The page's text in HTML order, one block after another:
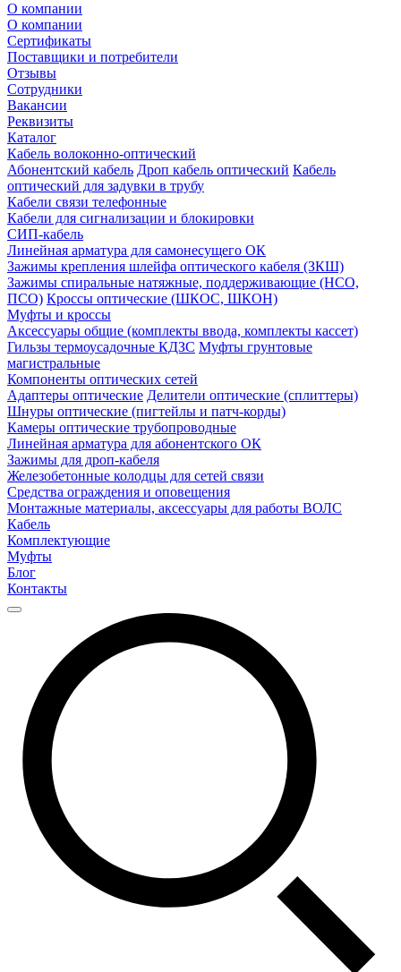
О компании
О компании
Сертификаты
Поставщики и потребители
Отзывы
Сотрудники
Вакансии
Реквизиты
Каталог
Кабель волоконно-оптический
Абонентский кабель Дроп кабель оптический Кабель
оптический для задувки в трубу
Кабели связи телефонные
Кабели для сигнализации и блокировки
СИП-кабель
Линейная арматура для самонесущего ОК
Зажимы крепления шлейфа оптического кабеля (ЗКШ)
Зажимы спиральные натяжные, поддерживающие (НСО,
ПСО) Кроссы оптические (ШКОС, ШКОН)
Муфты и кроссы
Аксессуары общие (комплекты ввода, комплекты кассет)
Гильзы термоусадочные КДЗС Муфты грунтовые
магистральные
Компоненты оптических сетей
Адаптеры оптические Делители оптические (сплиттеры)
Шнуры оптические (пигтейлы и патч-корды)
Камеры оптические трубопроводные
Линейная арматура для абонентского ОК
Зажимы для дроп-кабеля
Железобетонные колодцы для сетей связи
Средства ограждения и оповещения
Монтажные материалы, аксессуары для работы ВОЛС
Кабель
Комплектующие
Муфты
Блог
Контакты